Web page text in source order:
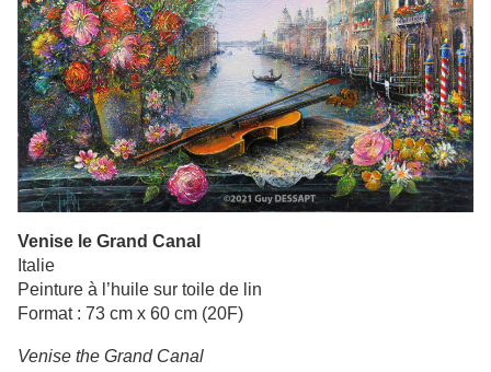
Venise le Grand Canal
Italie
Peinture à l’huile sur toile de lin
Format : 73 cm x 60 cm (20F)
Venise the Grand Canal